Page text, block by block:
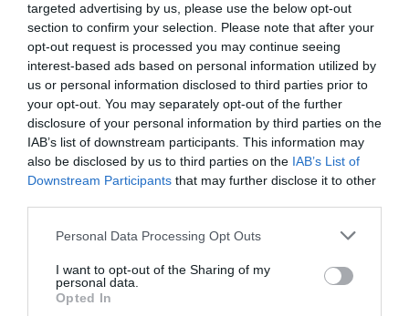
targeted advertising by us, please use the below opt-out
section to confirm your selection. Please note that after your
opt-out request is processed you may continue seeing
interest-based ads based on personal information utilized by
us or personal information disclosed to third parties prior to
your opt-out. You may separately opt-out of the further
disclosure of your personal information by third parties on the
IAB’s list of downstream participants. This information may
also be disclosed by us to third parties on the IAB’s List of
Downstream Participants that may further disclose it to other
Please note that this website/app uses one or more Google
not limited to your visit or usage behaviour. You may click to
grant or deny consent to Google and its third-party tags to
use your data for below specified purposes in below Google
Personal Data Processing Opt Outs
I want to opt-out of the Sharing of my
personal data.
Opted In
Θετικό ξεκίνημα για τον Γκιώνη
στην Κροατία
Ο Παναγιώτης Γκιώνης προκρίθηκε στον δεύτερο
προκριματικό γύρο του World Table Tennis Contender του
Ζάγκρεμπ.